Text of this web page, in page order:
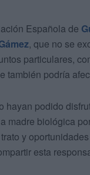
Española de
, que no se
particulares,
también podría
hayan podido
madre biológica
y
esta